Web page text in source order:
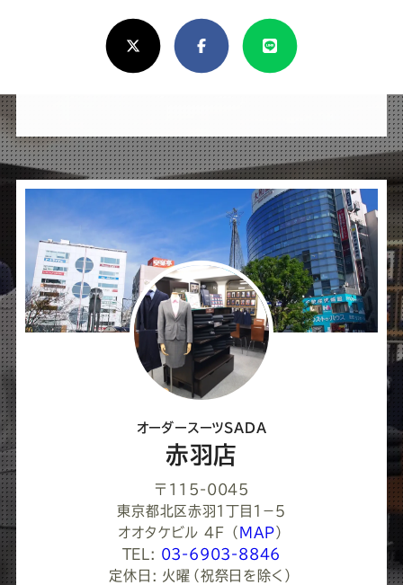
ろ
し
け
ば
シ
ェ
ア
し
て
く
だ
X(Twitter)FacebookLine
オーダースーツSADA
赤羽店
〒115-0045
東京都北区赤羽１丁目１−５
オオタケビル 4F
（ MAP ）
TEL: 03-6903-8846
定休日: 火曜（祝祭日を除く）